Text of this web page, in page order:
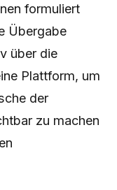
formuliert
Übergabe
über die
Plattform, um
der
zu machen